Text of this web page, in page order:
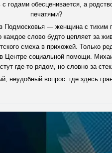
обесценивается, а
печатями?
— женщина с тихим
каждое слово будто цепляет за
смеха в прихожей. Только
Центре социальной помощи.
где-то рядом, но словно за
неудобный вопрос: где здесь